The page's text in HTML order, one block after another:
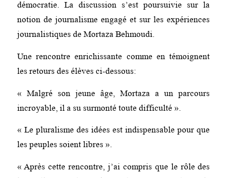
démocratie. La discussion s’est poursuivie sur la
notion de journalisme engagé et sur les expériences
journalistiques de Mortaza Behmoudi.
Une rencontre enrichissante comme en témoignent
les retours des élèves ci-dessous:
« Malgré son jeune âge, Mortaza a un parcours
incroyable, il a su surmonté toute difficulté ».
« Le pluralisme des idées est indispensable pour que
les peuples soient libres ».
« Après cette rencontre, j’ai compris que le rôle des